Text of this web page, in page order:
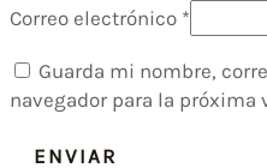
Correo electrónico *
Guarda mi nombre,
navegador para la próxima